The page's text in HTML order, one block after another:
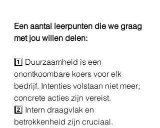
Een aantal leerpunten die we graag
met jou willen delen:
1️⃣ Duurzaamheid is een
onontkoombare koers voor elk
bedrijf. Intenties volstaan niet meer;
concrete acties zijn vereist.
2️⃣ Intern draagvlak en
betrokkenheid zijn cruciaal.